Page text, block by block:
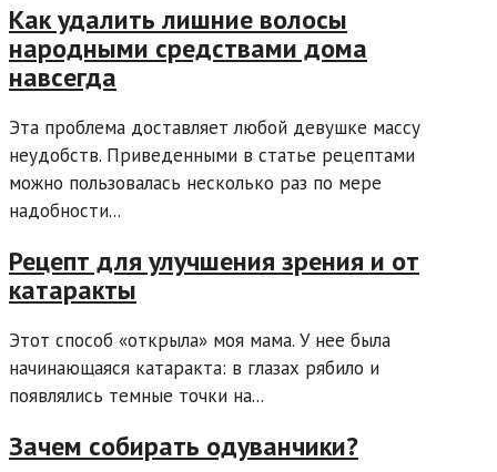
Как удалить лишние волосы
народными средствами дома
навсегда
Эта проблема доставляет любой девушке массу
неудобств. Приведенными в статье рецептами
можно пользовалась несколько раз по мере
надобности...
Рецепт для улучшения зрения и от
катаракты
Этот способ «открыла» моя мама. У нее была
начинающаяся катаракта: в глазах рябило и
появлялись темные точки на...
Зачем собирать одуванчики?